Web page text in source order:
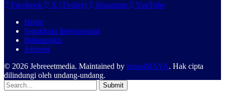
Facebook X (Twitter) Instagram
YouTube
Home
Sepakbola Internasional
Bulutangkis
Jebreeet
© 2026 Jebreeetmedia. Maintained by kreasiMAYA. Hak cipta
dilindungi oleh undang-undang.
Submit